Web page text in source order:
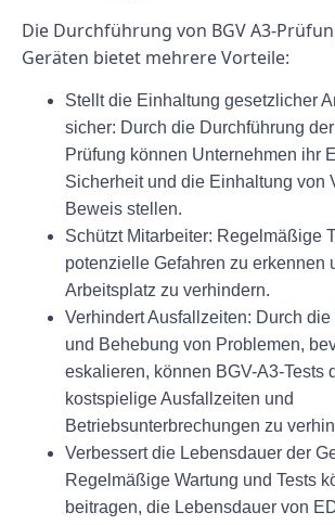
Die Durchführung von BGV A3-
Geräten bietet mehrere Vorteile:
Stellt die Einhaltung gesetzlicher
sicher: Durch die Durchführung
Prüfung können Unternehmen ihr
Sicherheit und die Einhaltung von
Beweis stellen.
Schützt Mitarbeiter: Regelmäßige
potenzielle Gefahren zu erkennen
Arbeitsplatz zu verhindern.
Verhindert Ausfallzeiten: Durch
und Behebung von Problemen,
eskalieren, können BGV-A3-Tests
kostspielige Ausfallzeiten und
Betriebsunterbrechungen zu
Verbessert die Lebensdauer der
Regelmäßige Wartung und Tests
beitragen, die Lebensdauer von